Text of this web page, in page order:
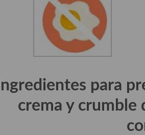
Ingredientes para
crema y crumble